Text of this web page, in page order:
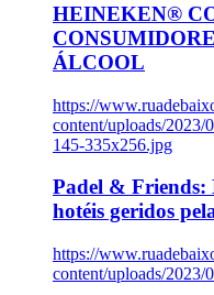
HEINEKEN®
ÁLCOOL
https://
content/uploads/2023/
145-335x256.jpg
Padel & Friends:
hotéis geridos
https://
content/uploads/2023/